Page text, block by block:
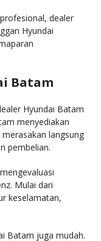
dealer
Hyundai
Batam
Hyundai Batam
menyediakan
langsung
pembelian.
Mulai dari
keselamatan,
Batam juga mudah.